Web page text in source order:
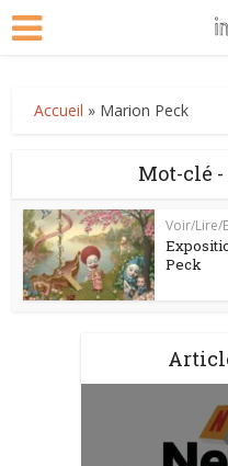
Accueil » Marion Peck
Mot-clé
Voir/Lire/
Peck